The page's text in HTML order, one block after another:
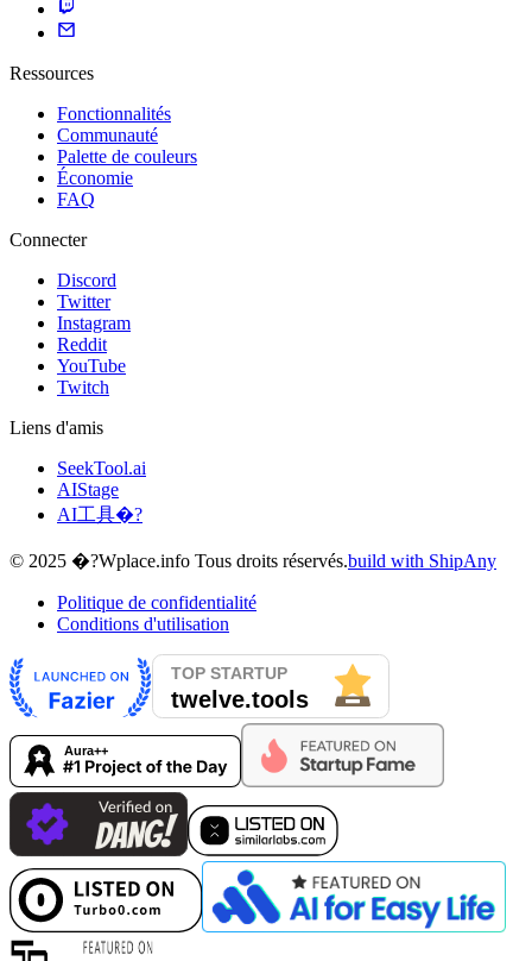
Ressources
Fonctionnalités
Communauté
Palette de couleurs
Économie
FAQ
Connecter
Discord
Twitter
Instagram
Reddit
YouTube
Twitch
Liens d'amis
SeekTool.ai
AIStage
AI工具�?
© 2025 �?Wplace.info Tous droits réservés.build with ShipAny
Politique de confidentialité
Conditions d'utilisation